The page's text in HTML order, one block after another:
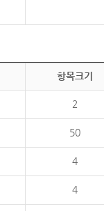
항목크기
2
50
4
4